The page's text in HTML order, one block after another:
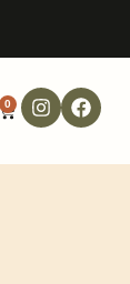
0